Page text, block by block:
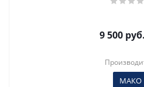
9 500 руб.
МАКО